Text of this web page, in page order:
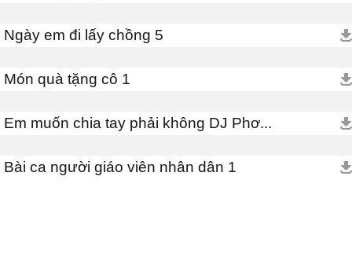
Ngày em đi lấy chồng 5
Món quà tặng cô 1
Em muốn chia tay phải không DJ Phơ...
Bài ca người giáo viên nhân dân 1